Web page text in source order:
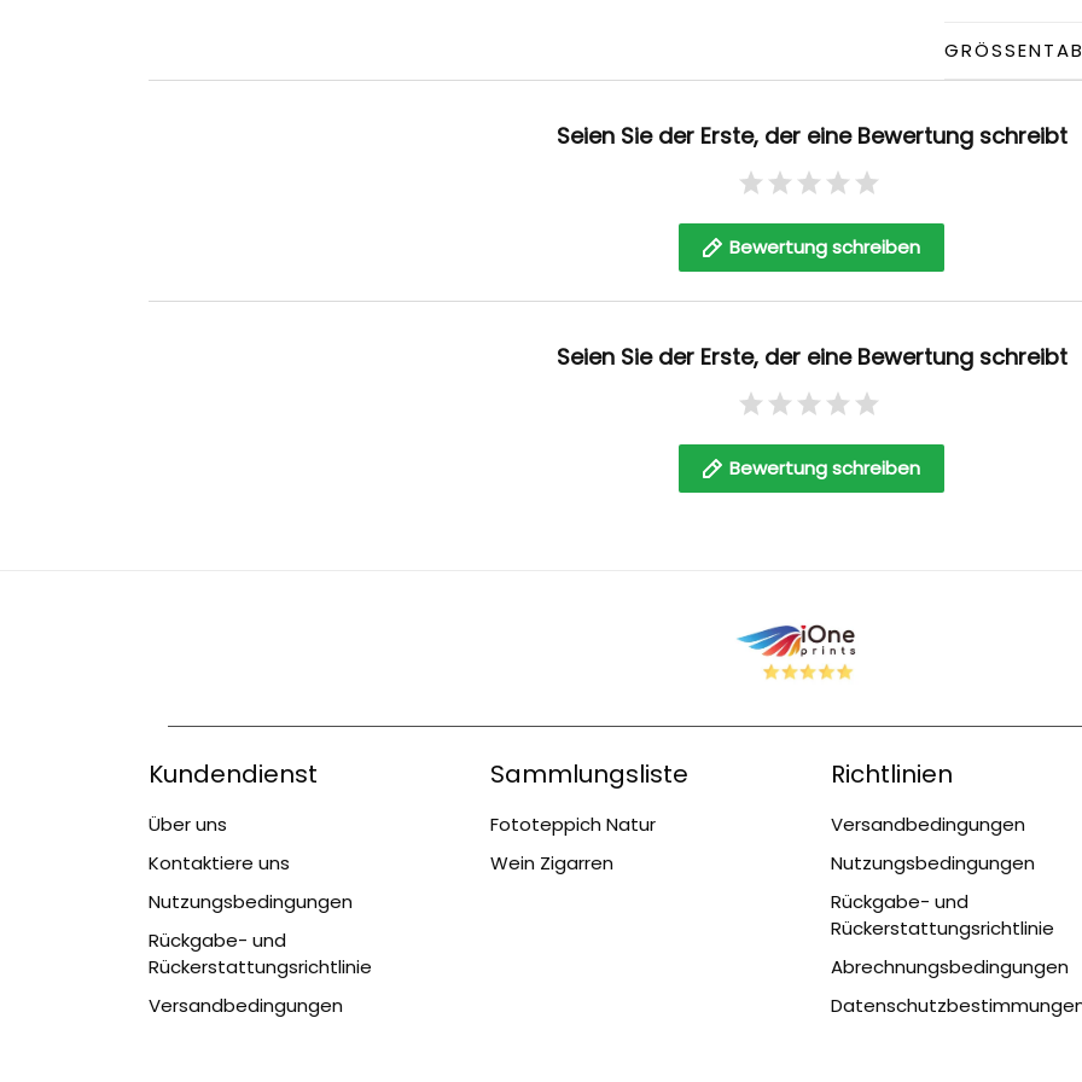
Seien Sie der Erste, der eine Bewertung schreibt
Bewertung schreiben
Seien Sie der Erste, der eine Bewertung schreibt
Bewertung schreiben
Kundendienst
Über uns
Kontaktiere uns
Nutzungsbedingungen
Rückgabe- und
Rückerstattungsrichtlinie
Versandbedingungen
Sammlungsliste
Fototeppich Natur
Wein Zigarren
Richtlinien
Versandbedingungen
Nutzungsbedingungen
Rückgabe- und
Rückerstattungsrichtlinie
Abrechnungsbedingungen